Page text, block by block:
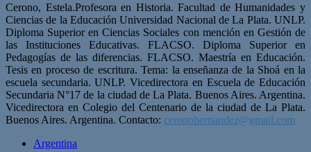
Cerono, Estela.Profesora en Historia. Facultad de Humanidades y
Ciencias de la Educación Universidad Nacional de La Plata. UNLP.
Diploma Superior en Ciencias Sociales con mención en Gestión de
las Instituciones Educativas. FLACSO. Diploma Superior en
Pedagogías de las diferencias. FLACSO. Maestría en Educación.
Tesis en proceso de escritura. Tema: la enseñanza de la Shoá en la
escuela secundaria. UNLP. Vicedirectora en Escuela de Educación
Secundaria N°17 de la ciudad de La Plata. Buenos Aires. Argentina.
Vicedirectora en Colegio del Centenario de la ciudad de La Plata.
Buenos Aires. Argentina. Contacto: ceronohernandez@gmail.com
Argentina